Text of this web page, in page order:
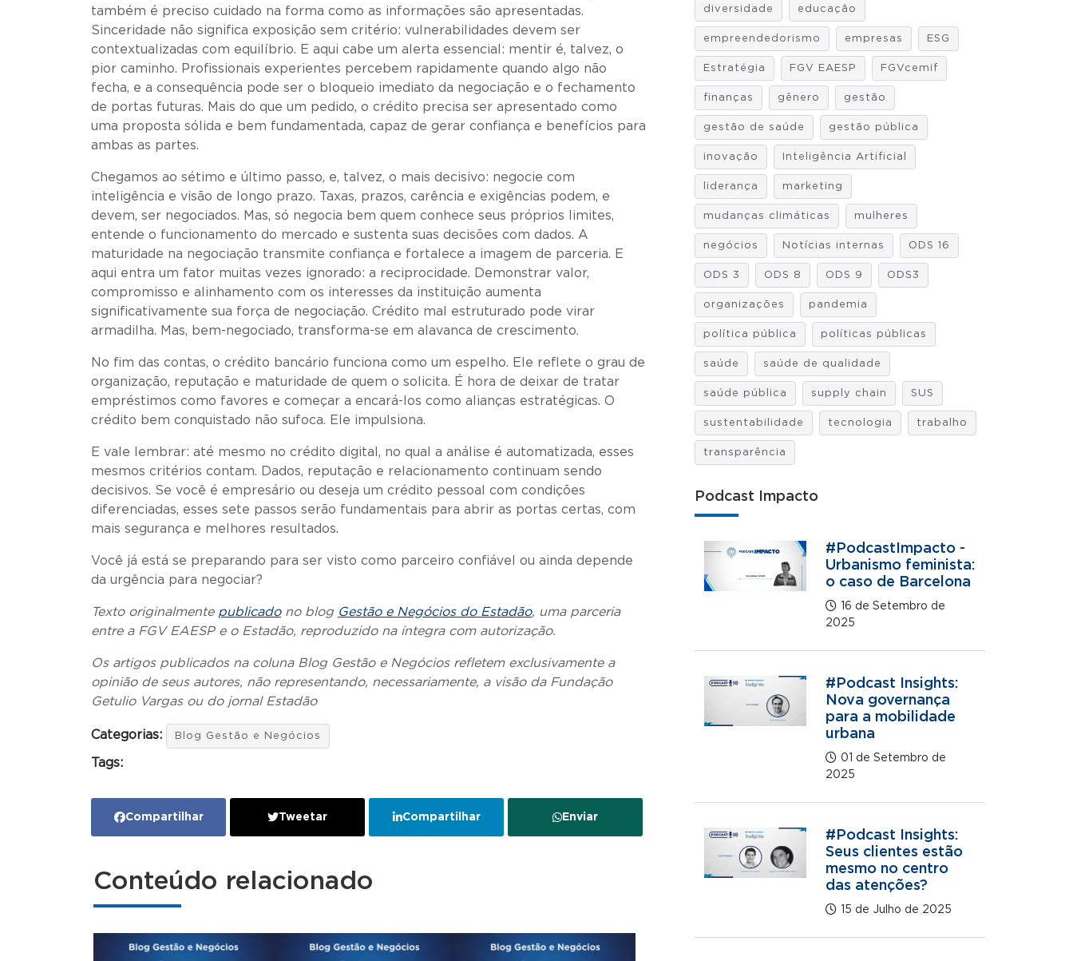
também é preciso cuidado na forma como as informações são apresentadas.
Sinceridade não significa exposição sem critério: vulnerabilidades devem ser
contextualizadas com equilíbrio. E aqui cabe um alerta essencial: mentir é, talvez, o
pior caminho. Profissionais experientes percebem rapidamente quando algo não
fecha, e a consequência pode ser o bloqueio imediato da negociação e o fechamento
de portas futuras. Mais do que um pedido, o crédito precisa ser apresentado como
uma proposta sólida e bem fundamentada, capaz de gerar confiança e benefícios para
ambas as partes.
Chegamos ao sétimo e último passo, e, talvez, o mais decisivo: negocie com
inteligência e visão de longo prazo. Taxas, prazos, carência e exigências podem, e
devem, ser negociados. Mas, só negocia bem quem conhece seus próprios limites,
entende o funcionamento do mercado e sustenta suas decisões com dados. A
maturidade na negociação transmite confiança e fortalece a imagem de parceria. E
aqui entra um fator muitas vezes ignorado: a reciprocidade. Demonstrar valor,
compromisso e alinhamento com os interesses da instituição aumenta
significativamente sua força de negociação. Crédito mal estruturado pode virar
armadilha. Mas, bem-negociado, transforma-se em alavanca de crescimento.
No fim das contas, o crédito bancário funciona como um espelho. Ele reflete o grau de
organização, reputação e maturidade de quem o solicita. É hora de deixar de tratar
empréstimos como favores e começar a encará-los como alianças estratégicas. O
crédito bem conquistado não sufoca. Ele impulsiona.
E vale lembrar: até mesmo no crédito digital, no qual a análise é automatizada, esses
mesmos critérios contam. Dados, reputação e relacionamento continuam sendo
decisivos. Se você é empresário ou deseja um crédito pessoal com condições
diferenciadas, esses sete passos serão fundamentais para abrir as portas certas, com
mais segurança e melhores resultados.
Você já está se preparando para ser visto como parceiro confiável ou ainda depende
da urgência para negociar?
Texto originalmente publicadono blog Gestão e Negócios do Estadão, uma parceria
entre a FGV EAESP e o Estadão, reproduzido na íntegra com autorização.
Os artigos publicados na coluna Blog Gestão e Negócios refletem exclusivamente a
opinião de seus autores, não representando, necessariamente, a visão da Fundação
Getulio Vargas ou do jornal Estadão
Categorias: Blog Gestão e Negócios
Tags:
Compartilhar Tweetar Compartilhar Enviar
Conteúdo relacionado
diversidade educação
empreendedorismo empresas ESG
Estratégia FGV EAESP FGVcemif
finanças gênero gestão
gestão de saúde gestão pública
inovação Inteligência Artificial
liderança marketing
mudanças climáticas mulheres
negócios Notícias internas ODS 16
ODS 3 ODS 8 ODS 9 ODS3
organizações pandemia
política pública políticas públicas
saúde saúde de qualidade
saúde pública supply chain SUS
sustentabilidade tecnologia trabalho
transparência
Podcast Impacto
#PodcastImpacto -
Urbanismo feminista:
o caso de Barcelona
16 de Setembro de
2025
#Podcast Insights:
Nova governança
para a mobilidade
urbana
01 de Setembro de
2025
#Podcast Insights:
Seus clientes estão
mesmo no centro
das atenções?
15 de Julho de 2025